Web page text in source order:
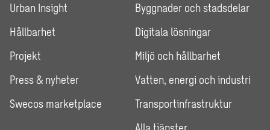
Urban Insight
Hållbarhet
Projekt
Press & nyheter
Swecos marketplace
Byggnader och stadsdelar
Digitala lösningar
Miljö och hållbarhet
Vatten, energi och industri
Transportinfrastruktur